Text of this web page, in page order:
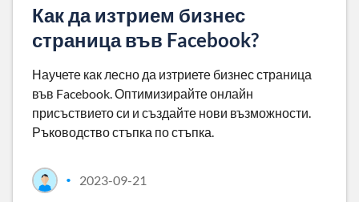
Как да изтрием бизнес
страница във Facebook?
Научете как лесно да изтриете бизнес страница
във Facebook. Оптимизирайте онлайн
присъствието си и създайте нови възможности.
Ръководство стъпка по стъпка.
• 2023-09-21